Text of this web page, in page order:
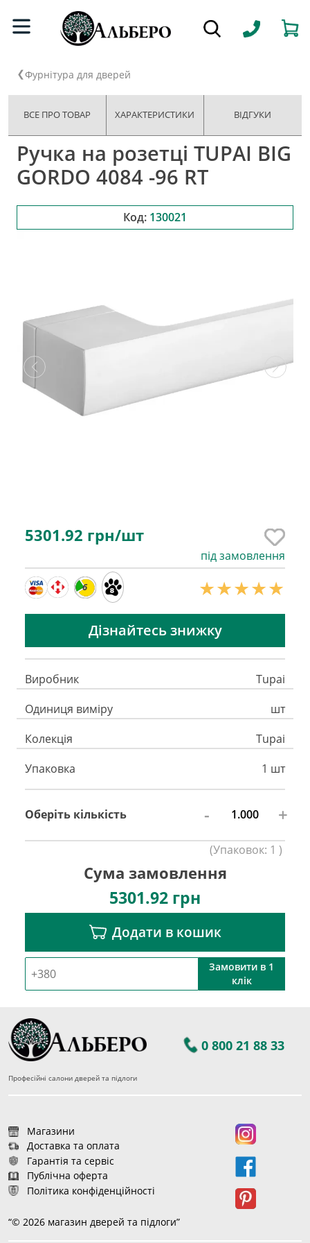
Фурнітура для дверей
ВСЕ ПРО ТОВАР ХАРАКТЕРИСТИКИ ВІДГУКИ
Ручка на розетці TUPAI BIG
GORDO 4084 -96 RT
Код: 130021
5301.92 грн/шт
під замовлення
6
Дізнайтесь знижку
Виробник
Tupai
Одиниця виміру
шт
Колекція
Tupai
Упаковка
1 шт
Оберіть кількість - +
(Упаковок: 1 )
Сума замовлення
5301.92 грн
Додати в кошик
Замовити в 1
клік
0 800 21 88 33
Професійні салони дверей та підлоги
Магазини
Доставка та оплата
Гарантія та сервіс
Публічна оферта
Політика конфіденційності
“© 2026 магазин дверей та підлоги”